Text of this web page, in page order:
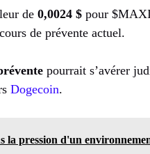
de 0,0024 $ pour
de prévente actuel.
pourrait s’avérer
Dogecoin.
la pression d'un